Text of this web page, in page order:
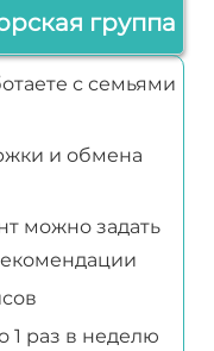
группа
с семьями
и обмена
можно задать
1 раз в неделю